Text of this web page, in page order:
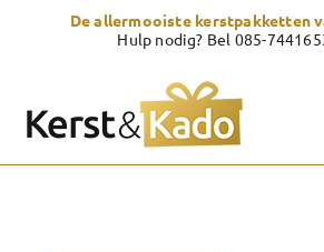
De allermooiste kerstpakketten
Hulp nodig? Bel 085-